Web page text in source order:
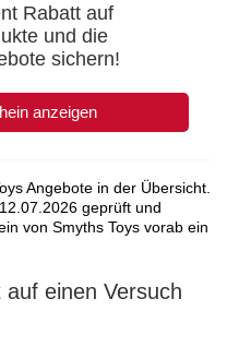
Rabatt auf
und die
sichern!
anzeigen
Angebote in der Übersicht.
12.07.2026 geprüft und
von Smyths Toys vorab ein
einen Versuch